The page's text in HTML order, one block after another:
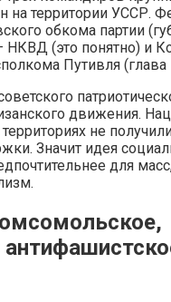
на территории УССР.
обкома партии
(это понятно) и
Путивля (глава
движения.
не
Значит идея
для